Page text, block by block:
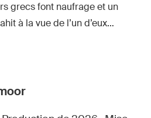
grecs font naufrage et un
à la vue de l’un d’eux…